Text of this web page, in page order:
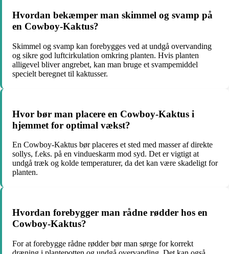
Hvordan bekæmper man skimmel og svamp på
en Cowboy-Kaktus?
Skimmel og svamp kan forebygges ved at undgå overvanding
og sikre god luftcirkulation omkring planten. Hvis planten
alligevel bliver angrebet, kan man bruge et svampemiddel
specielt beregnet til kaktusser.
Hvor bør man placere en Cowboy-Kaktus i
hjemmet for optimal vækst?
En Cowboy-Kaktus bør placeres et sted med masser af direkte
sollys, f.eks. på en vindueskarm mod syd. Det er vigtigt at
undgå træk og kolde temperaturer, da det kan være skadeligt for
planten.
Hvordan forebygger man rådne rødder hos en
Cowboy-Kaktus?
For at forebygge rådne rødder bør man sørge for korrekt